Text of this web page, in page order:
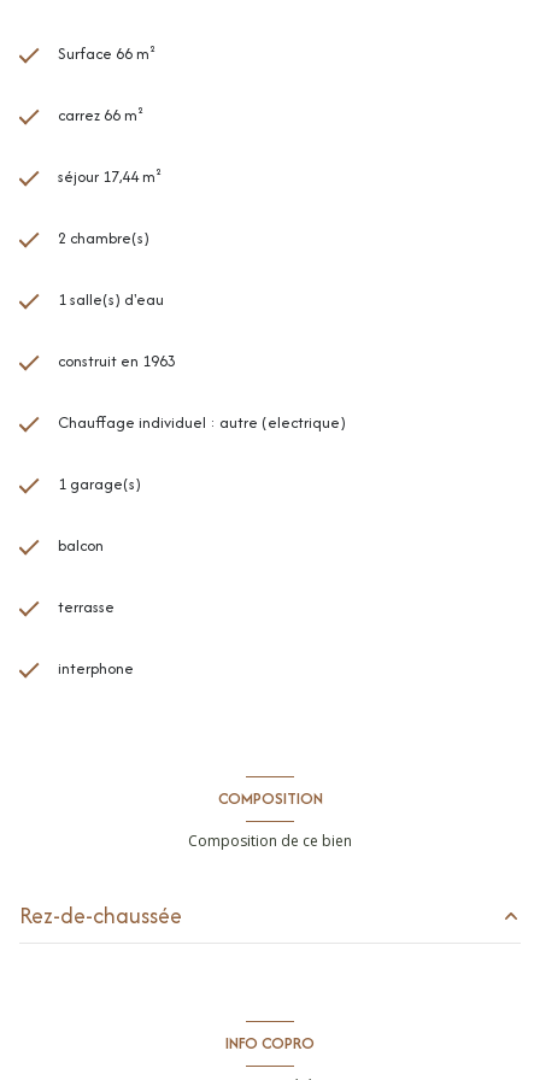
Surface 66 m²
carrez 66 m²
séjour 17,44 m²
2 chambre(s)
1 salle(s) d'eau
construit en 1963
Chauffage individuel : autre (electrique)
1 garage(s)
balcon
terrasse
interphone
COMPOSITION
Composition de ce bien
Rez-de-chaussée
INFO COPRO